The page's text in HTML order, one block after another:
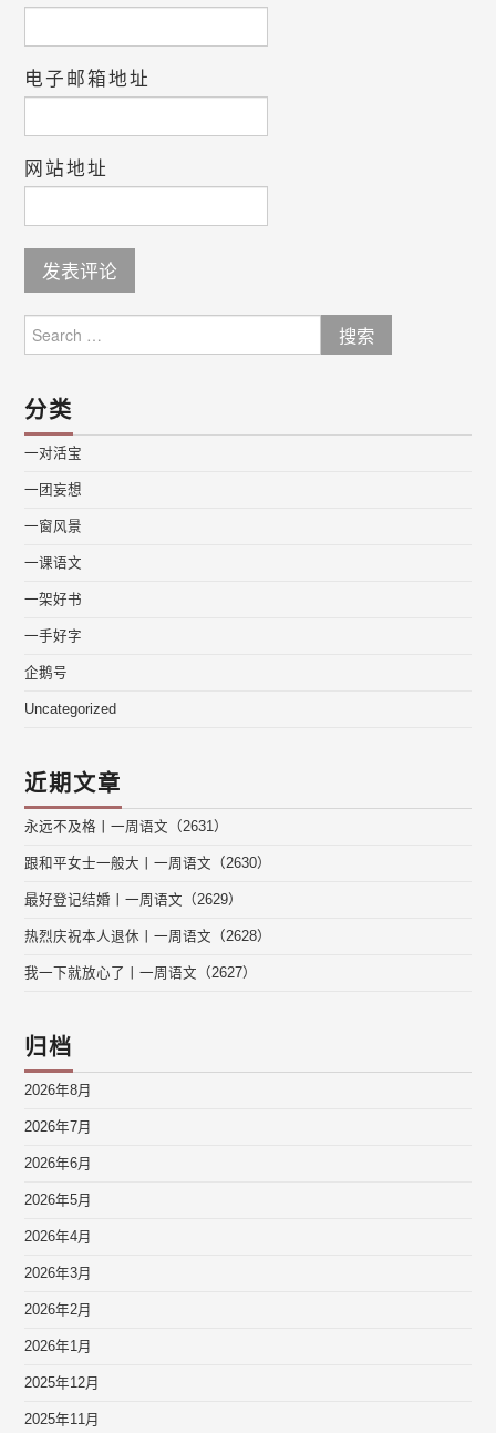
电子邮箱地址
网站地址
for:
分类
一对活宝
一团妄想
一窗风景
一课语文
一架好书
一手好字
企鹅号
Uncategorized
近期文章
永远不及格丨一周语文（2631）
跟和平女士一般大丨一周语文（2630）
最好登记结婚丨一周语文（2629）
热烈庆祝本人退休丨一周语文（2628）
我一下就放心了丨一周语文（2627）
归档
2026年8月
2026年7月
2026年6月
2026年5月
2026年4月
2026年3月
2026年2月
2026年1月
2025年12月
2025年11月